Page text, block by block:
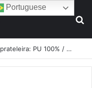
Fabricantes já têm o “plano B” na prateleira: PU 100% / NC-free existe, mas ainda é pouco usado: a hora é transformar isso em projeto de resiliência
Portuguese